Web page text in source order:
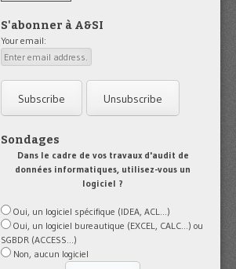
S'abonner à A&SI
Your email:
Sondages
Dans le cadre de vos travaux d'audit de
données informatiques, utilisez-vous un
logiciel ?
Oui, un logiciel spécifique (IDEA, ACL...)
Oui, un logiciel bureautique (EXCEL, CALC...) ou
SGBDR (ACCESS...)
Non, aucun logiciel